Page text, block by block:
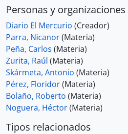
Personas y
Diario El Mercurio (Creador)
Parra, Nicanor(Materia)
Peña, Carlos (Materia)
Zurita, Raúl (Materia)
Skármeta, Antonio (Materia)
Pérez, Floridor(Materia)
Bolaño, Roberto (Materia)
Noguera, Héctor(Materia)
Tipos relacionados